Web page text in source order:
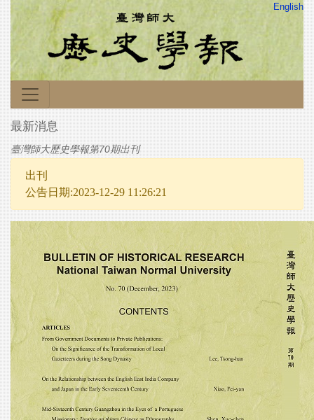
English
最新消息
臺灣師大歷史學報第70期出刊
出刊
公告日期:2023-12-29 11:26:21